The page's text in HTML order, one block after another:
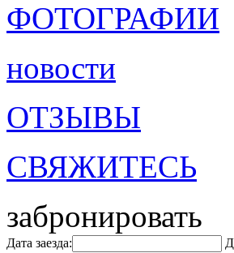
ФОТОГРАФИИ
новости
ОТЗЫВЫ
СВЯЖИТЕСЬ
забронировать
Дата заезда: